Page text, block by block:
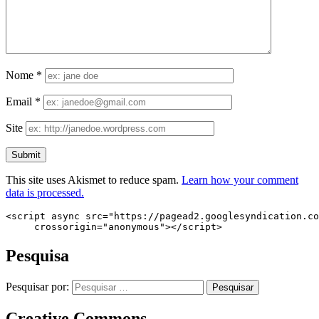
Nome *
Email *
Site
This site uses Akismet to reduce spam. Learn how your comment
data is processed.
<script async src="https://
     crossorigin="anonymous"></script>
Pesquisa
Pesquisar por: